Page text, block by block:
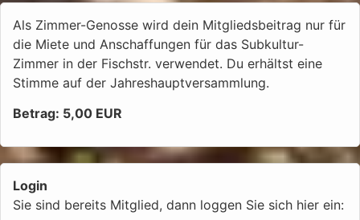
Als Zimmer-Genosse wird dein Mitgliedsbeitrag nur für
die Miete und Anschaffungen für das Subkultur-
Zimmer in der Fischstr. verwendet. Du erhältst eine
Stimme auf der Jahreshauptversammlung.
Betrag: 5,00 EUR
Login
Sie sind bereits Mitglied, dann loggen Sie sich hier ein: